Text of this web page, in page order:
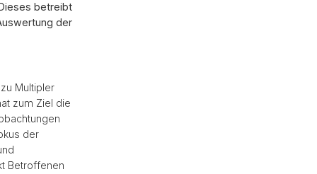
betreibt
der
Multipler
zum Ziel die
der
Betroffenen